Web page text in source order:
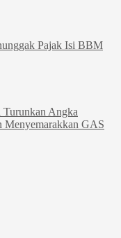
Pajak Isi BBM
Angka
Menyemarakkan GAS